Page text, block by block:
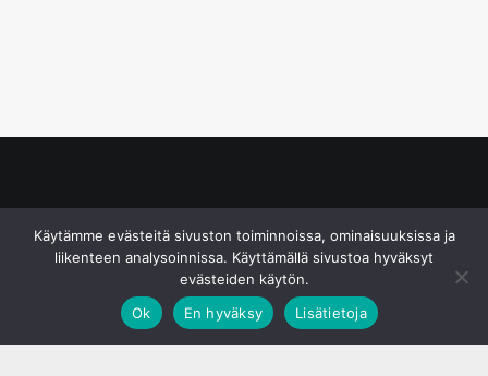
Käytämme evästeitä sivuston toiminnoissa, ominaisuuksissa ja
liikenteen analysoinnissa. Käyttämällä sivustoa hyväksyt
evästeiden käytön.
Ok
En hyväksy Lisätietoja